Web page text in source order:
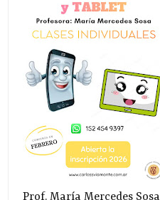
Prof. María Mercedes Sosa